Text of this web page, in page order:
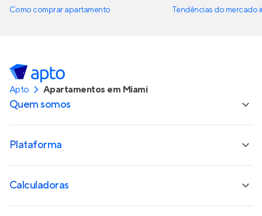
Como comprar apartamento
Tendências do mercado
Apto Apartamentos em Miami
Quem somos
Plataforma
Calculadoras